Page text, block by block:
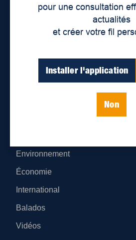
pour une consultation
actualités
et créer votre fil
Installer l'application
Non
Parutions numériques
Environnement
Économie
International
Balados
Vidéos